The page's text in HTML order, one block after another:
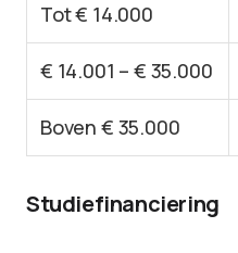
Tot € 14.000
€ 14.001 – € 35.000
Boven € 35.000
Studiefinanciering